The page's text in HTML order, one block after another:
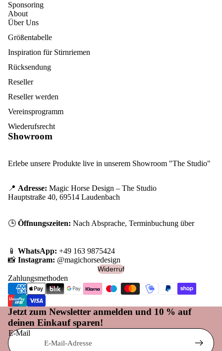
Sponsoring
About
Über Uns
Größentabelle
Inspiration für Stirnriemen
Rücksendung
Reseller
Reseller werden
Vereinsprogramm
Wiederufsrecht
Showroom
Erlebe unsere Produkte live in unserem Showroom "The Studio"
📍 Adresse: Magic Horse Design – The Studio
Hauptstraße 40, 69514 Laudenbach
🕒 Öffnungszeiten: Nach Absprache, Terminbuchung über
📱 WhatsApp: +49 163 9875424
📸 Instagram: @magichorsedesign
Widerruf
Zahlungsmethoden
Jetzt zum Newsletter anmelden und 10 % auf
deinen Einkauf sparen!
E-Mail
Widerrufsrecht
Datenschutzerklärung
AGB
Versand